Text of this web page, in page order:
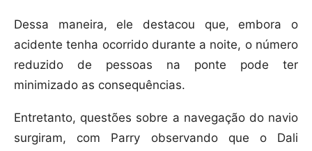
Dessa maneira, ele destacou que, embora o
acidente tenha ocorrido durante a noite, o número
reduzido de pessoas na ponte pode ter
minimizado as consequências.
Entretanto, questões sobre a navegação do navio
surgiram, com Parry observando que o Dali